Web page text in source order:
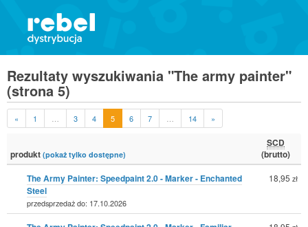
Rezultaty wyszukiwania "The army painter"
(strona 5)
« 1 3 4 5 6 7 14 »
produkt (pokaż tylko dostępne)
SCD
(brutto)
The Army Painter: Speedpaint 2.0 - Marker - Enchanted
Steel
przedsprzedaż do: 17.10.2026
18,95 zł